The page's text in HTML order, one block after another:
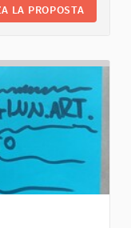
LA PROPOSTA